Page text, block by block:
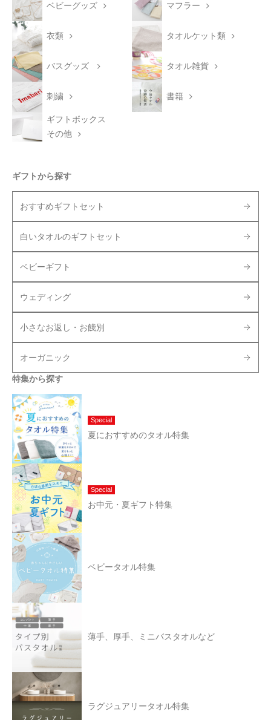
ベビーグッズ マフラー
衣類 タオルケット類
バスグッズ タオル雑貨
刺繍 書籍
ギフトボックス
その他
ギフトから探す
おすすめギフトセット
白いタオルのギフトセット
ベビーギフト
ウェディング
小さなお返し・お餞別
オーガニック
特集から探す
Special
夏におすすめのタオル特集
Special
お中元・夏ギフト特集
ベビータオル特集
薄手、厚手、ミニバスタオルなど
ラグジュアリータオル特集